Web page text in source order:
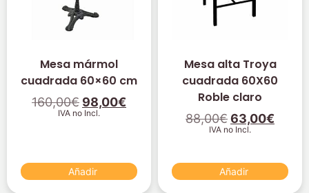
Mesa mármol
cuadrada 60×60 cm
160,00€ 98,00€
IVA no Incl.
Añadir
Mesa alta Troya
cuadrada 60X60
Roble claro
88,00€63,00€
IVA no Incl.
Añadir